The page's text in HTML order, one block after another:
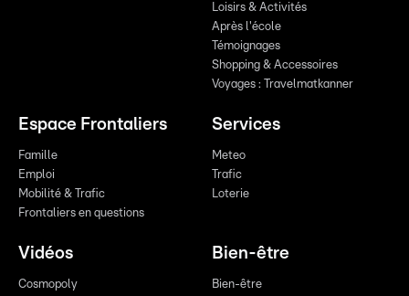
Loisirs & Activités
Après l'école
Témoignages
Shopping & Accessoires
Voyages : Travelmatkanner
Espace Frontaliers
Famille
Emploi
Mobilité & Trafic
Frontaliers en questions
Services
Meteo
Trafic
Loterie
Vidéos
Cosmopoly
Bien-être
Bien-être